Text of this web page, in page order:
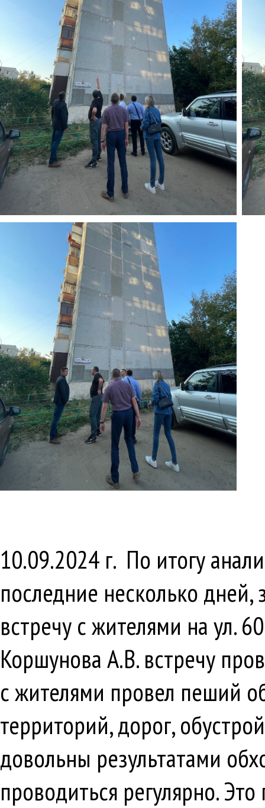
10.09.2024 г. По итогу
последние несколько
встречу с жителями на ул.
Коршунова А.В. встречу
с жителями провел пеший
территорий, дорог,
довольны результатами
проводиться регулярно.